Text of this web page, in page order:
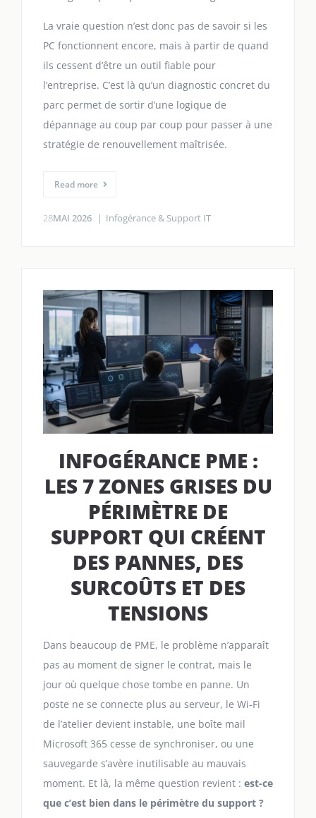
La vraie question n’est donc pas de savoir si les
PC fonctionnent encore, mais à partir de quand
ils cessent d’être un outil fiable pour
l’entreprise. C’est là qu’un diagnostic concret du
parc permet de sortir d’une logique de
dépannage au coup par coup pour passer à une
stratégie de renouvellement maîtrisée.
Read more
28MAI 2026 Infogérance & Support IT
INFOGÉRANCE PME :
LES 7 ZONES GRISES DU
PÉRIMÈTRE DE
SUPPORT QUI CRÉENT
DES PANNES, DES
SURCOÛTS ET DES
TENSIONS
Dans beaucoup de PME, le problème n’apparaît
pas au moment de signer le contrat, mais le
jour où quelque chose tombe en panne. Un
poste ne se connecte plus au serveur, le Wi-Fi
de l’atelier devient instable, une boîte mail
Microsoft 365 cesse de synchroniser, ou une
sauvegarde s’avère inutilisable au mauvais
moment. Et là, la même question revient : est-ce
que c’est bien dans le périmètre du support ?